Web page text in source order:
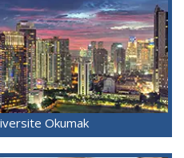
Okumak